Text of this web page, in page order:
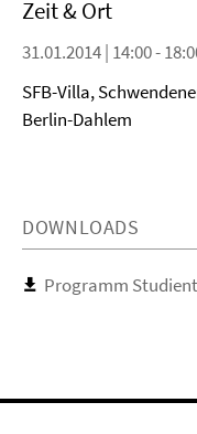
Zeit & Ort
31.01.2014 | 14:00 -
SFB-Villa,
Berlin-Dahlem
DOWNLOADS
Programm